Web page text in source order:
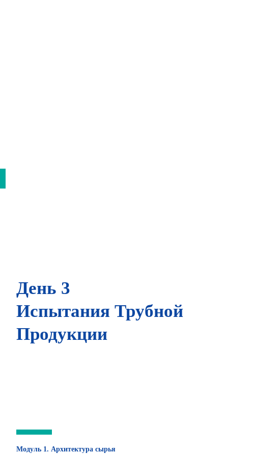
День 3
Испытания Трубной
Продукции
Модуль 1. Архитектура сырья